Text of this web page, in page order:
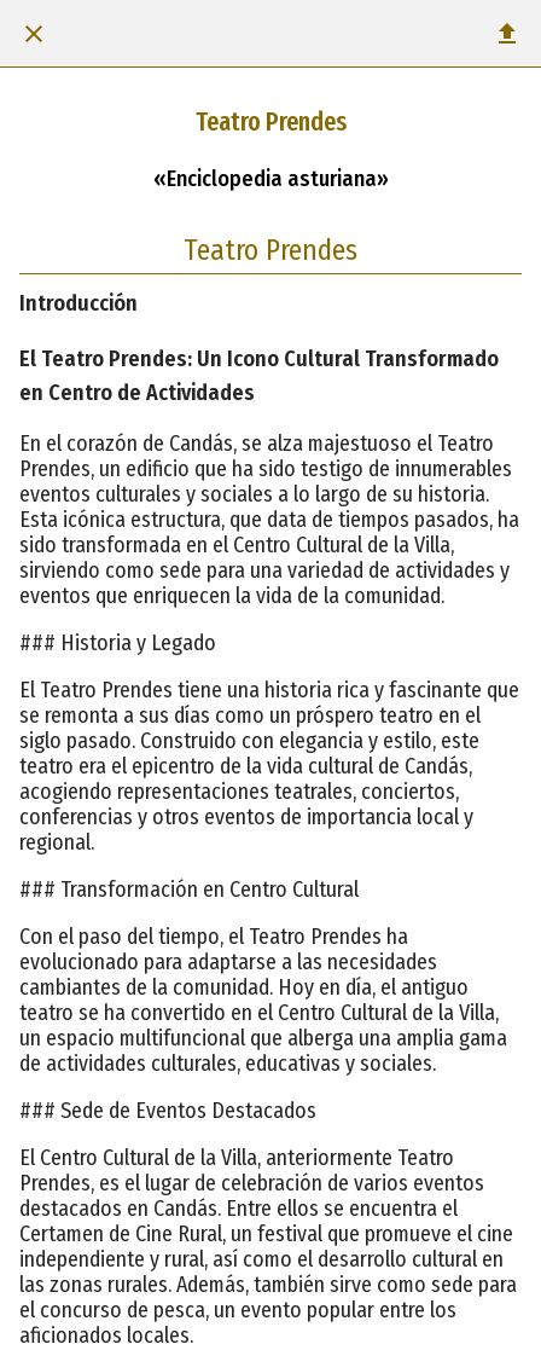
Teatro Prendes
«Enciclopedia asturiana»
Teatro Prendes
Introducción
El Teatro Prendes: Un Icono Cultural Transformado
en Centro de Actividades
En el corazón de Candás, se alza majestuoso el Teatro
Prendes, un edificio que ha sido testigo de innumerables
eventos culturales y sociales a lo largo de su historia.
Esta icónica estructura, que data de tiempos pasados, ha
sido transformada en el Centro Cultural de la Villa,
sirviendo como sede para una variedad de actividades y
eventos que enriquecen la vida de la comunidad.
### Historia y Legado
El Teatro Prendes tiene una historia rica y fascinante que
se remonta a sus días como un próspero teatro en el
siglo pasado. Construido con elegancia y estilo, este
teatro era el epicentro de la vida cultural de Candás,
acogiendo representaciones teatrales, conciertos,
conferencias y otros eventos de importancia local y
regional.
### Transformación en Centro Cultural
Con el paso del tiempo, el Teatro Prendes ha
evolucionado para adaptarse a las necesidades
cambiantes de la comunidad. Hoy en día, el antiguo
teatro se ha convertido en el Centro Cultural de la Villa,
un espacio multifuncional que alberga una amplia gama
de actividades culturales, educativas y sociales.
### Sede de Eventos Destacados
El Centro Cultural de la Villa, anteriormente Teatro
Prendes, es el lugar de celebración de varios eventos
destacados en Candás. Entre ellos se encuentra el
Certamen de Cine Rural, un festival que promueve el cine
independiente y rural, así como el desarrollo cultural en
las zonas rurales. Además, también sirve como sede para
el concurso de pesca, un evento popular entre los
aficionados locales.